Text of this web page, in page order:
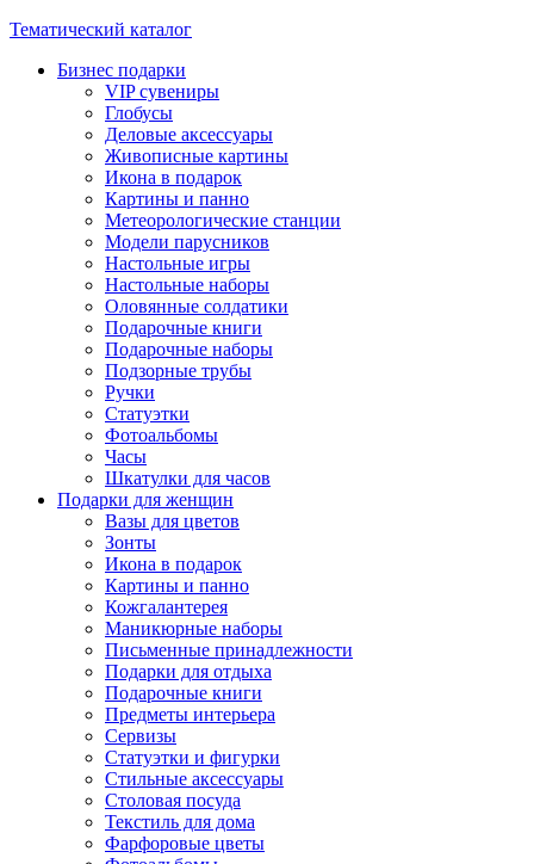
Тематический каталог
Бизнес подарки
VIP сувениры
Глобусы
Деловые аксессуары
Живописные картины
Икона в подарок
Картины и панно
Метеорологические станции
Модели парусников
Настольные игры
Настольные наборы
Оловянные солдатики
Подарочные книги
Подарочные наборы
Подзорные трубы
Ручки
Статуэтки
Фотоальбомы
Часы
Шкатулки для часов
Подарки для женщин
Вазы для цветов
Зонты
Икона в подарок
Картины и панно
Кожгалантерея
Маникюрные наборы
Письменные принадлежности
Подарки для отдыха
Подарочные книги
Предметы интерьера
Сервизы
Статуэтки и фигурки
Стильные аксессуары
Столовая посуда
Текстиль для дома
Фарфоровые цветы